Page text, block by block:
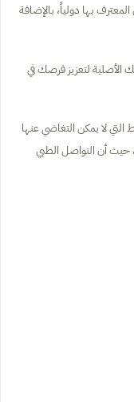
بها دولياً، بالإضافة
لتعزيز فرصك في
التي لا يمكن التغاضي عنها
حيث أن التواصل الطبي